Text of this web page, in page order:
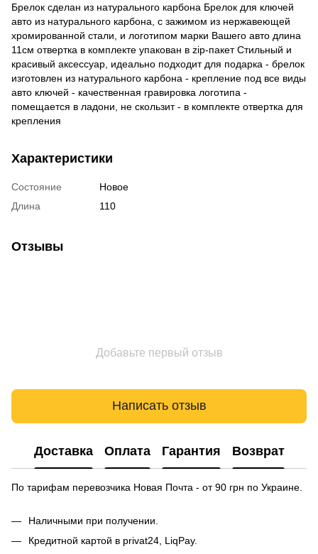
Брелок сделан из натурального карбона Брелок для ключей
авто из натурального карбона, с зажимом из нержавеющей
хромированной стали, и логотипом марки Вашего авто длина
11см отвертка в комплекте упакован в zip-пакет Стильный и
красивый аксессуар, идеально подходит для подарка - брелок
изготовлен из натурального карбона - крепление под все виды
авто ключей - качественная гравировка логотипа -
помещается в ладони, не скользит - в комплекте отвертка для
крепления
Характеристики
Состояние
Новое
Длина
110
Отзывы
Добавьте первый отзыв
Написать отзыв
Доставка Оплата Гарантия Возврат
По тарифам перевозчика Новая Почта - от 90 грн по Украине.
Наличными при получении.
Кредитной картой в privat24, LiqPay.